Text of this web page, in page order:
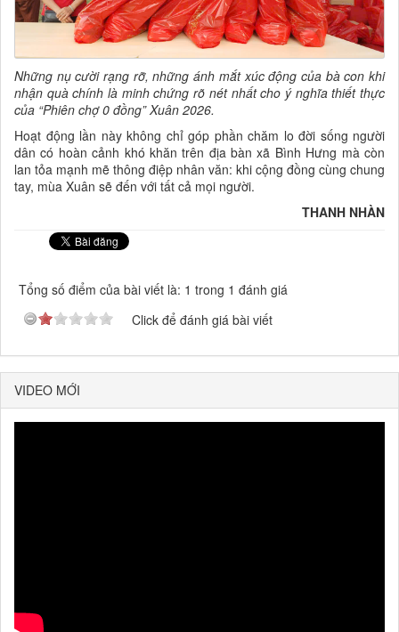
Những nụ cười rạng rỡ, những ánh mắt xúc động của bà con khi
nhận quà chính là minh chứng rõ nét nhất cho ý nghĩa thiết thực
của “Phiên chợ 0 đồng” Xuân 2026.
Hoạt động lần này không chỉ góp phần chăm lo đời sống người
dân có hoàn cảnh khó khăn trên địa bàn xã Bình Hưng mà còn
lan tỏa mạnh mẽ thông điệp nhân văn: khi cộng đồng cùng chung
tay, mùa Xuân sẽ đến với tất cả mọi người.
THANH NHÀN
Tổng số điểm của bài viết là: 1 trong 1 đánh giá
Click để đánh giá bài viết
VIDEO MỚI